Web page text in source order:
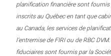
planification financière sont fournis
inscrits au Québec en tant que
au Canada, les services de
l’entremise de FIRI ou de RBC
fiduciaires sont fournis par la